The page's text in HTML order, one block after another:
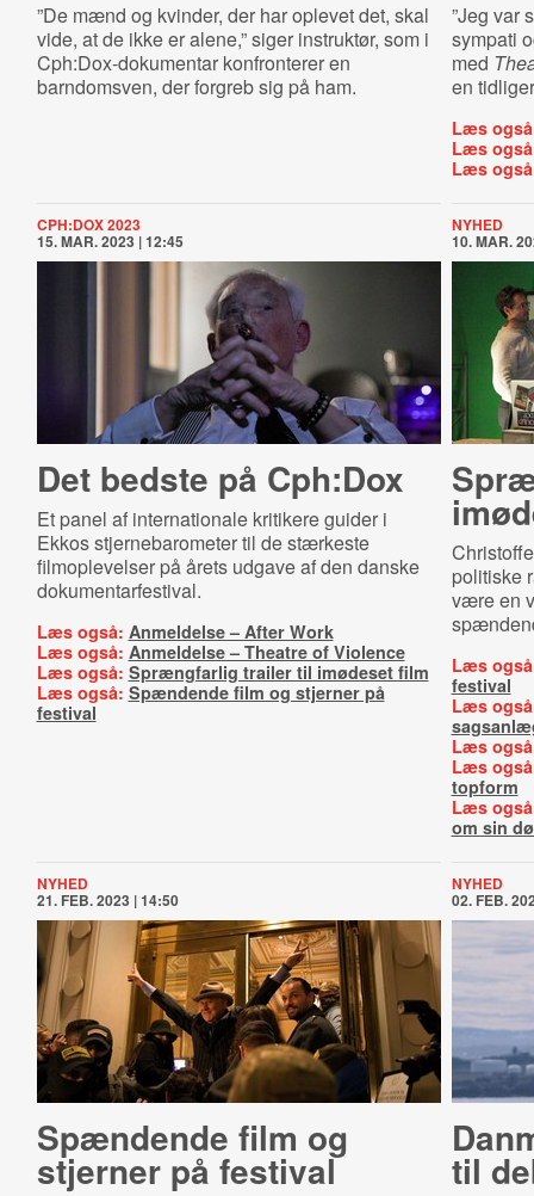
”De mænd og kvinder, der har oplevet det, skal
vide, at de ikke er alene,” siger instruktør, som i
Cph:Dox-dokumentar konfronterer en
barndomsven, der forgreb sig på ham.
”Jeg var
sympati
med
en
Læs
Læs
Læs
CPH:DOX 2023
15. MAR. 2023 | 12:45
Det bedste på Cph:Dox
Et panel af internationale kritikere guider i
Ekkos stjernebarometer til de stærkeste
filmoplevelser på årets udgave af den danske
dokumentarfestival.
Læs også: Anmeldelse – After Work
Læs også: Anmeldelse – Theatre of Violence
Læs også: Sprængfarlig trailer til imødeset film
Læs også: Spændende film og stjerner på
festival
NYHED
10. MAR.
politiske
være en
Læs
festival
Læs
Læs
Læs
topform
Læs
om sin
NYHED
21. FEB. 2023 | 14:50
Spændende film og
stjerner på festival
NYHED
02. FEB.
til